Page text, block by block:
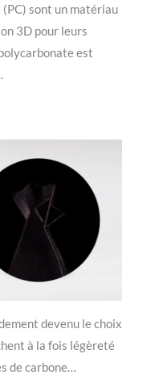
sont un matériau
3D pour leurs
est
devenu le choix
à la fois légèreté
de carbone…